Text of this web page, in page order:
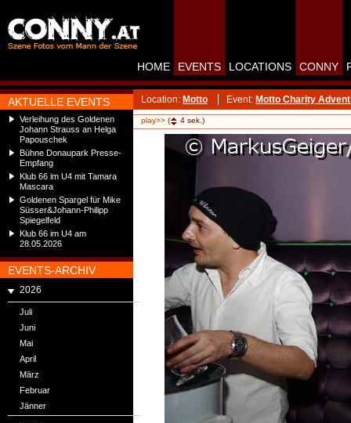
AKTUELLE EVENTS
Verleihung des Goldenen
Johann Strauss an Helga
Papouschek
Bühne Donaupark Presse-
Empfang
Klub 66 im U4 mit Tamara
Mascara
Goldenen Spargel für Mike
Süsser&Johann-Philipp
Spiegelfeld
Klub 66 im U4 am
28.05.2026
EVENTS-ARCHIV
2026
Juli
Juni
Mai
April
März
Februar
Jänner
HOME EVENTS LOCATIONS CONNY
Location: Motto Event: Motto Charity
play>> ( 4 sek.)